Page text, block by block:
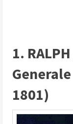
1.
1801)